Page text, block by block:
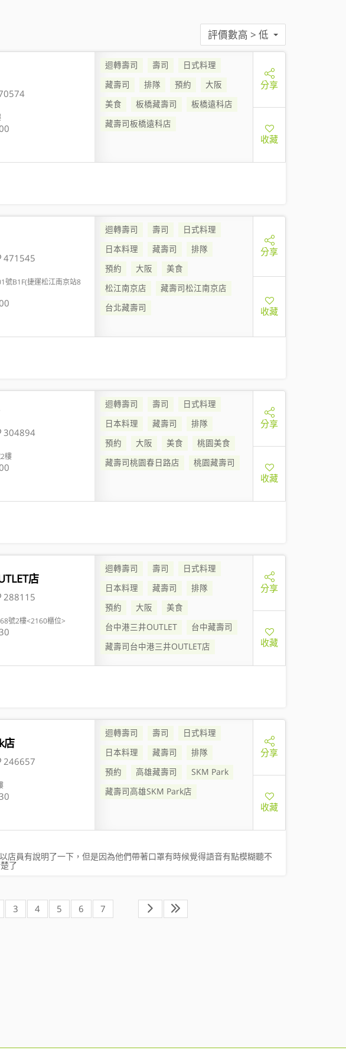
評價數高 > 低
迴轉壽司 壽司
日式料理
藏壽司
排隊 預約
大阪
美食
板橋藏壽司
板橋遠科店
藏壽司板橋遠科店
分享
收藏
471545
號B1F(捷運松江南京站8
迴轉壽司 壽司
日式料理
日本料理
藏壽司
排隊
預約
大阪
美食
松江南京店
藏壽司松江南京店
台北藏壽司
分享
收藏
304894
樓
迴轉壽司 壽司
日式料理
日本料理
藏壽司
排隊
預約
大阪 美食
桃園美食
藏壽司桃園春日路店
桃園藏壽司
分享
收藏
店
288115
號2樓<2160櫃位>
迴轉壽司 壽司
日式料理
日本料理
藏壽司
排隊
預約
大阪
美食
台中港三井OUTLET
台中藏壽司
藏壽司台中港三井OUTLET店
分享
收藏
店
246657
迴轉壽司 壽司
日式料理
日本料理
藏壽司
排隊
預約
高雄藏壽司
SKM Park
藏壽司高雄SKM Park店
分享
收藏
店員有說明了一下，但是因為他們帶著口罩有時候覺得語音有點模糊聽不
了
3 4 5 6 7